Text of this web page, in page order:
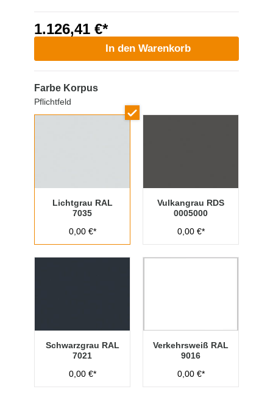
1.126,41 €*
In den Warenkorb
Farbe Korpus
Pflichtfeld
Lichtgrau RAL
7035
0,00 €*
Vulkangrau RDS
0005000
0,00 €*
Schwarzgrau RAL
7021
0,00 €*
Verkehrsweiß RAL
9016
0,00 €*